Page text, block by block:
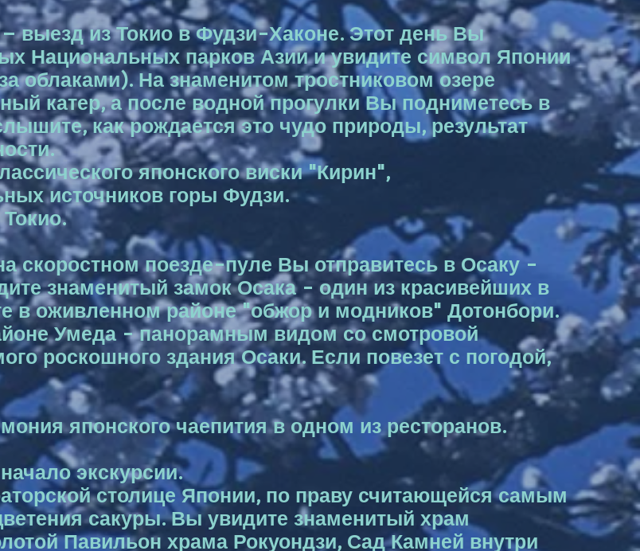
выезд из Токио в Фудзи-Хаконе. Этот день Вы
Национальных парков Азии и увидите символ Японии
облаками). На знаменитом тростниковом озере
катер, а после водной прогулки Вы подниметесь в
как рождается это чудо природы, результат
японского виски "Кирин",
источников горы Фудзи.
Токио.
скоростном поезде-пуле Вы отправитесь в Осаку -
знаменитый замок Осака - один из красивейших в
в оживленном районе "обжор и модников" Дотонбори.
Умеда - панорамным видом со смотровой
роскошного здания Осаки. Если повезет с погодой,
японского чаепития в одном из ресторанов.
экскурсии.
столице Японии, по праву считающейся самым
сакуры. Вы увидите знаменитый храм
Павильон храма Рокуондзи, Сад Камней внутри